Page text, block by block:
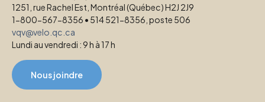
1251, rue Rachel Est, Montréal (Québec) H2J 2J9
1-800-567-8356 • 514 521-8356, poste 506
vqv@velo.qc.ca
Lundi au vendredi : 9 h à 17 h
Nous joindre